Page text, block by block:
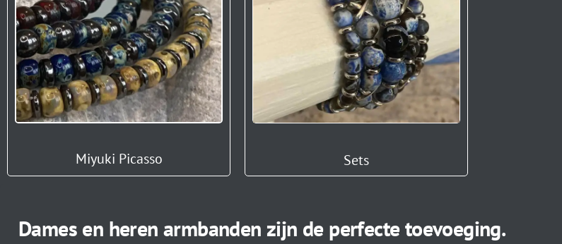
Miyuki Picasso Sets
Dames en heren armbanden zijn de perfecte toevoeging.